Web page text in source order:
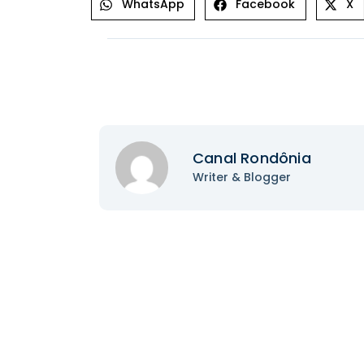
WhatsApp Facebook X
Canal Rondônia
Writer & Blogger